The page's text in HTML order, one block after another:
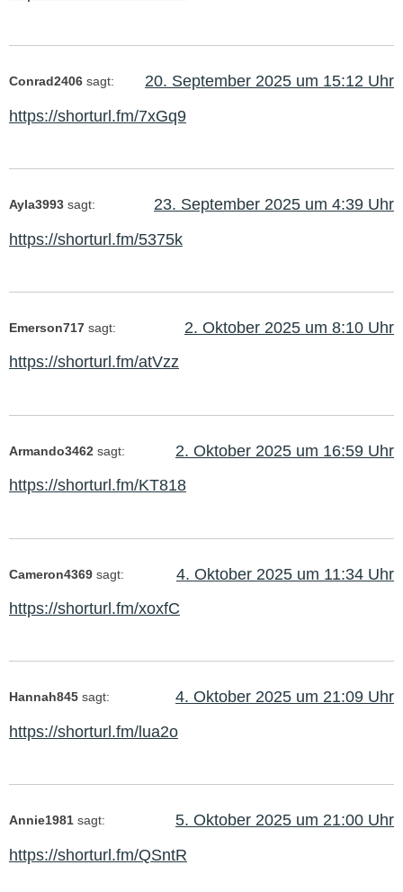
Conrad2406 sagt:
20. September 2025 um 15:12 Uhr
https://shorturl.fm/7xGq9
Ayla3993 sagt:
23. September 2025 um 4:39 Uhr
https://shorturl.fm/5375k
Emerson717 sagt:
2. Oktober 2025 um 8:10 Uhr
https://shorturl.fm/atVzz
Armando3462 sagt:
2. Oktober 2025 um 16:59 Uhr
https://shorturl.fm/KT818
Cameron4369 sagt:
4. Oktober 2025 um 11:34 Uhr
https://shorturl.fm/xoxfC
Hannah845 sagt:
4. Oktober 2025 um 21:09 Uhr
https://shorturl.fm/lua2o
Annie1981 sagt:
5. Oktober 2025 um 21:00 Uhr
https://shorturl.fm/QSntR